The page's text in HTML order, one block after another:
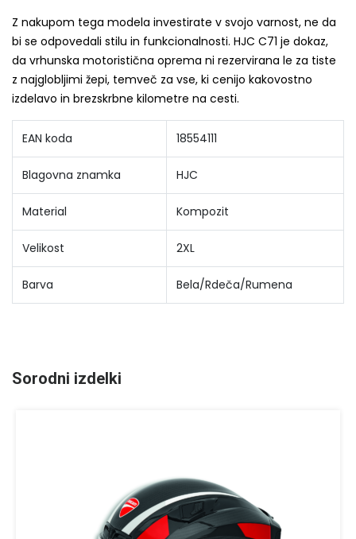
Z nakupom tega modela investirate v svojo varnost, ne da
bi se odpovedali stilu in funkcionalnosti. HJC C71 je dokaz,
da vrhunska motoristična oprema ni rezervirana le za tiste
z najglobljimi žepi, temveč za vse, ki cenijo kakovostno
izdelavo in brezskrbne kilometre na cesti.
EAN koda 18554111
Blagovna znamka HJC
Material Kompozit
Velikost 2XL
Barva Bela/Rdeča/Rumena
Sorodni izdelki